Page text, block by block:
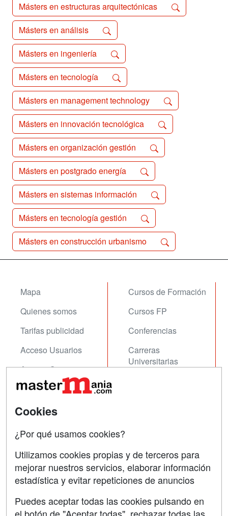
Másters en estructuras arquitectónicas
Másters en análisis
Másters en ingeniería
Másters en tecnología
Másters en management technology
Másters en innovación tecnológica
Másters en organización gestión
Másters en postgrado energía
Másters en sistemas información
Másters en tecnología gestión
Másters en construcción urbanismo
Mapa
Quienes somos
Tarifas publicidad
Acceso Usuarios
Acceso Centros
Cursos de Formación
Cursos FP
Conferencias
Carreras
Universitarias
Contactar
Confidencialidad
Aviso legal
Copyleft
Cookies
¿Por qué usamos cookies?
Utilizamos cookies propias y de terceros para
mejorar nuestros servicios, elaborar información
estadística y evitar repeticiones de anuncios
Puedes aceptar todas las cookies pulsando en